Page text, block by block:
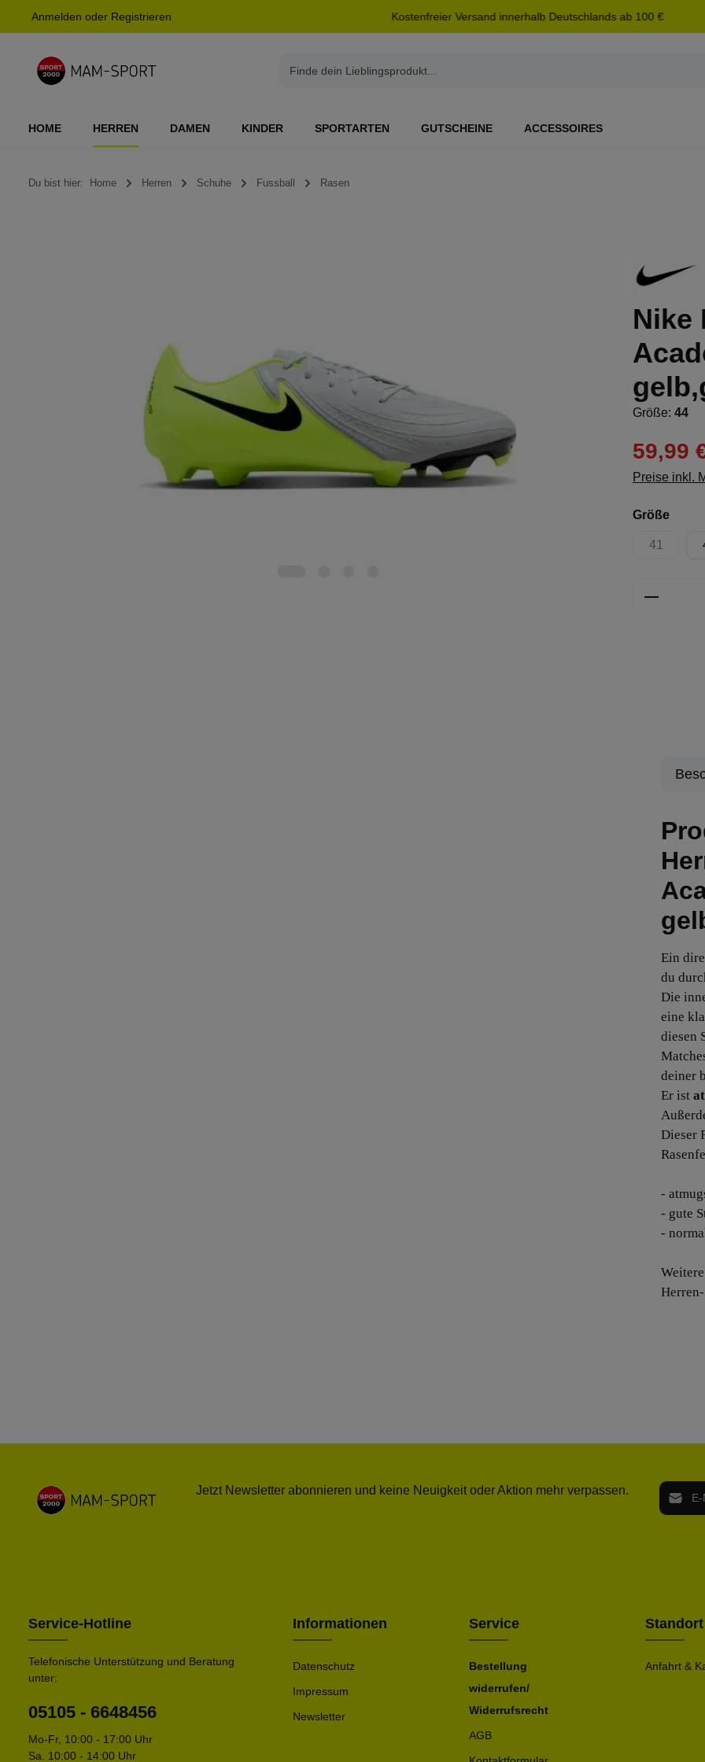
Zur Hauptnavigation springen
Anmelden oder Registrieren Kostenfreier Versand innerhalb Deutschlands ab 100 €
HOME HERREN DAMEN KINDER SPORTARTEN GUTSCHEINE ACCESSOIRES
Du bist hier: Home Herren Schuhe Fussball Rasen
Nike
Größe: 44
59,99
Preise inkl.
Größe
41
(Diese
Ein
du
Die
eine
diesen
deiner
Er ist
Dieser
-
- gute
-
Jetzt Newsletter abonnieren und keine Neuigkeit oder Aktion mehr verpassen. E-Mail-
Service-Hotline
Telefonische Unterstützung und Beratung
unter:
05105 - 6648456
Mo-Fr, 10:00 - 17:00 Uhr
Sa. 10:00 - 14:00 Uhr
Informationen
Datenschutz
Impressum
Newsletter
Service
Bestellung
widerrufen/
Widerrufsrecht
AGB
Standort
Anfahrt &